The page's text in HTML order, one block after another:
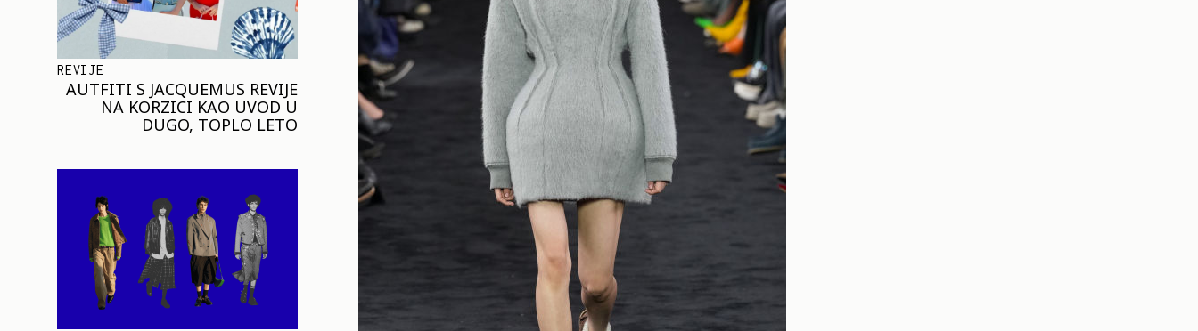
REVIJE
AUTFITI S JACQUEMUS REVIJE
NA KORZICI KAO UVOD U
DUGO, TOPLO LETO